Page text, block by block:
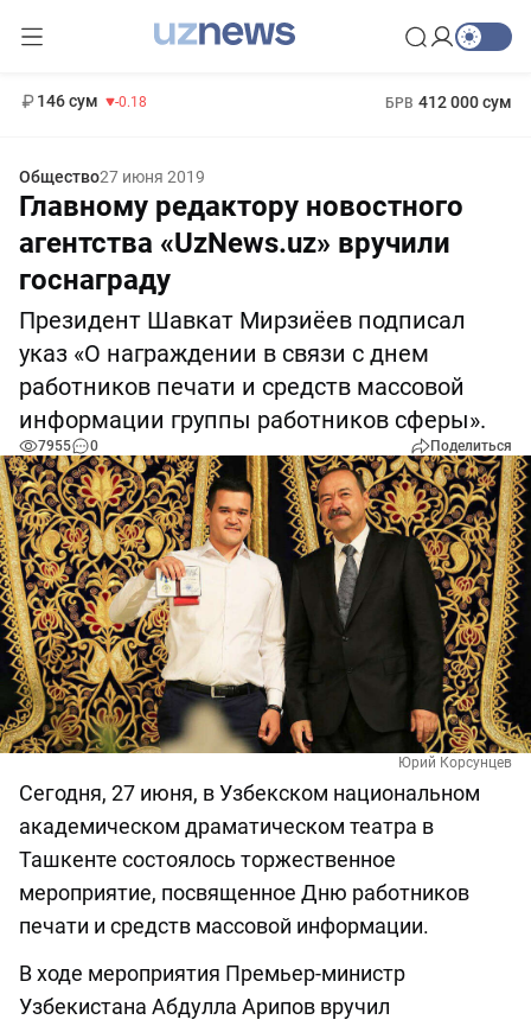
146 сум -0.18 БРВ 412 000 сум
Общество27 июня 2019
Главному редактору новостного
агентства «UzNews.uz» вручили
госнаграду
Президент Шавкат Мирзиёев подписал
указ «О награждении в связи с днем
работников печати и средств массовой
информации группы работников сферы».
7955 0 Поделиться
Юрий Корсунцев
Сегодня, 27 июня, в Узбекском национальном
академическом драматическом театра в
Ташкенте состоялось торжественное
мероприятие, посвященное Дню работников
печати и средств массовой информации.
В ходе мероприятия Премьер-министр
Узбекистана Абдулла Арипов вручил